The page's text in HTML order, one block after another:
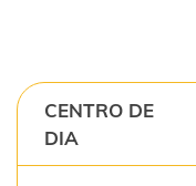
CENTRO DE
DIA